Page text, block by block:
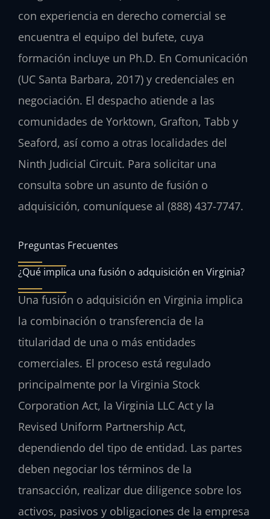
con experiencia en derecho comercial se
encuentra el equipo del bufete, cuya
formación incluye un Ph.D. En Comunicación
(UC Santa Barbara, 2017) y credenciales en
negociación. El despacho atiende a las
comunidades de Yorktown, Grafton, Tabb y
Seaford, así como a otras localidades del
Ninth Judicial Circuit. Para solicitar una
consulta sobre un asunto de fusión o
adquisición, comuníquese al (888) 437-7747.
Preguntas Frecuentes
¿Qué implica una fusión o adquisición en Virginia?
Una fusión o adquisición en Virginia implica
la combinación o transferencia de la
titularidad de una o más entidades
comerciales. El proceso está regulado
principalmente por la Virginia Stock
Corporation Act, la Virginia LLC Act y la
Revised Uniform Partnership Act,
dependiendo del tipo de entidad. Las partes
deben negociar los términos de la
transacción, realizar due diligence sobre los
activos, pasivos y obligaciones de la empresa